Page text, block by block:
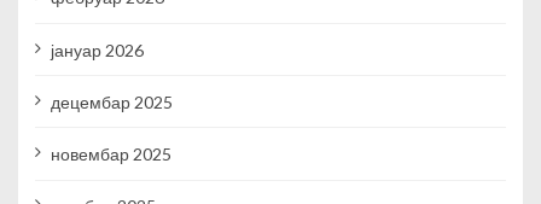
јануар 2026
децембар 2025
новембар 2025